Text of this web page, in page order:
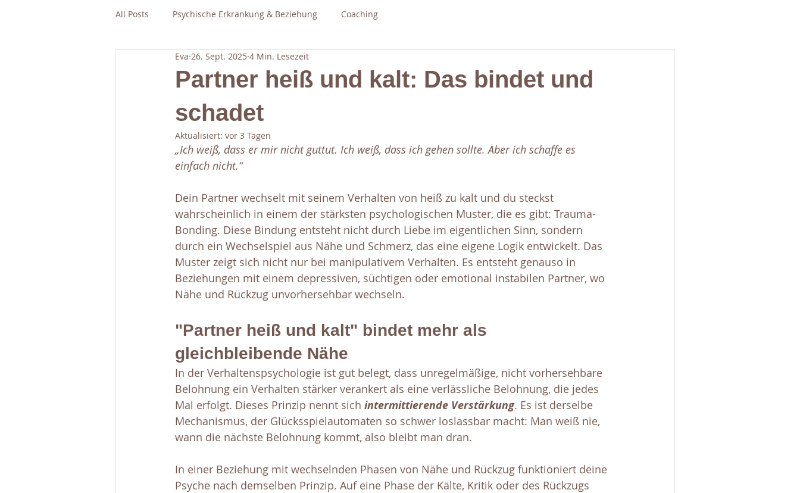
All Posts Psychische Erkrankung & Beziehung Coaching
Partner heiß und kalt: Das bindet und
schadet
Eva 26. Sept. 2025 4 Min. Lesezeit
Aktualisiert: vor 3 Tagen
„Ich weiß, dass er mir nicht guttut. Ich weiß, dass ich gehen sollte. Aber ich schaffe es
einfach nicht.“
Dein Partner wechselt mit seinem Verhalten von heiß zu kalt und du steckst
wahrscheinlich in einem der stärksten psychologischen Muster, die es gibt: Trauma-
Bonding. Diese Bindung entsteht nicht durch Liebe im eigentlichen Sinn, sondern
durch ein Wechselspiel aus Nähe und Schmerz, das eine eigene Logik entwickelt. Das
Muster zeigt sich nicht nur bei manipulativem Verhalten. Es entsteht genauso in
Beziehungen mit einem depressiven, süchtigen oder emotional instabilen Partner, wo
Nähe und Rückzug unvorhersehbar wechseln.
"Partner heiß und kalt" bindet mehr als
gleichbleibende Nähe
In der Verhaltenspsychologie ist gut belegt, dass unregelmäßige, nicht vorhersehbare
Belohnung ein Verhalten stärker verankert als eine verlässliche Belohnung, die jedes
Mal erfolgt. Dieses Prinzip nennt sich intermittierende Verstärkung. Es ist derselbe
Mechanismus, der Glücksspielautomaten so schwer loslassbar macht: Man weiß nie,
wann die nächste Belohnung kommt, also bleibt man dran.
In einer Beziehung mit wechselnden Phasen von Nähe und Rückzug funktioniert deine
Psyche nach demselben Prinzip. Auf eine Phase der Kälte, Kritik oder des Rückzugs